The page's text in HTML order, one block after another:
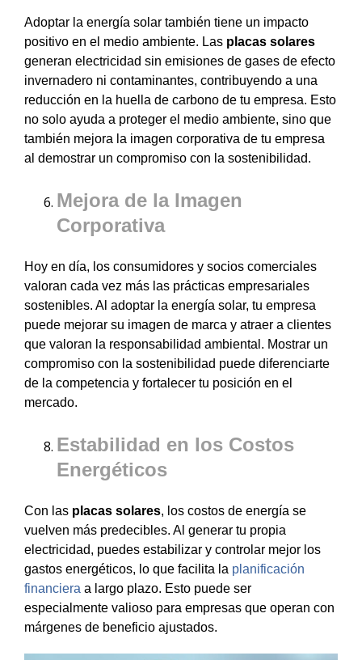
Adoptar la energía solar también tiene un impacto
positivo en el medio ambiente. Las placas solares
generan electricidad sin emisiones de gases de efecto
invernadero ni contaminantes, contribuyendo a una
reducción en la huella de carbono de tu empresa. Esto
no solo ayuda a proteger el medio ambiente, sino que
también mejora la imagen corporativa de tu empresa
al demostrar un compromiso con la sostenibilidad.
Mejora de la Imagen
Corporativa
Hoy en día, los consumidores y socios comerciales
valoran cada vez más las prácticas empresariales
sostenibles. Al adoptar la energía solar, tu empresa
puede mejorar su imagen de marca y atraer a clientes
que valoran la responsabilidad ambiental. Mostrar un
compromiso con la sostenibilidad puede diferenciarte
de la competencia y fortalecer tu posición en el
mercado.
Estabilidad en los Costos
Energéticos
Con las placas solares, los costos de energía se
vuelven más predecibles. Al generar tu propia
electricidad, puedes estabilizar y controlar mejor los
gastos energéticos, lo que facilita la planificación
financiera a largo plazo. Esto puede ser
especialmente valioso para empresas que operan con
márgenes de beneficio ajustados.